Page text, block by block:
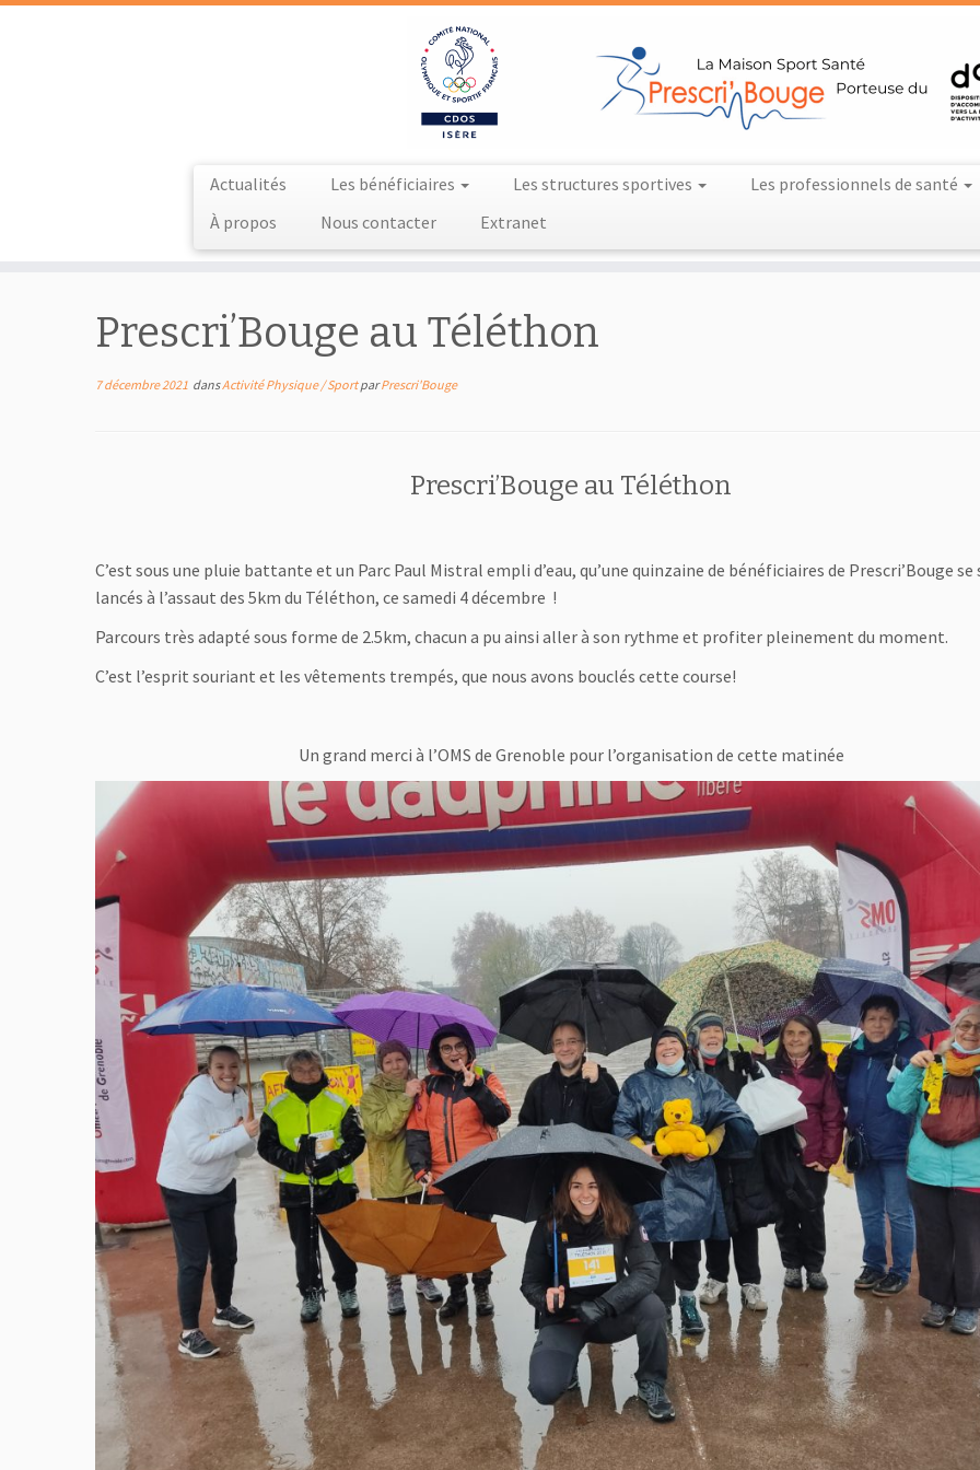
Actualités Les bénéficiaires Les structures sportives
Les professionnels de santé
À propos
Nous contacter Extranet
Prescri’Bouge au Téléthon
7 décembre 2021 dansActivité Physique / SportparPrescri'Bouge
Prescri’Bouge au Téléthon
C’est sous une pluie battante et un Parc Paul Mistral empli d’eau, qu’une quinzaine de bénéficiaires de Prescri’Bouge
lancés à l’assaut des 5km du Téléthon, ce samedi 4 décembre !
Parcours très adapté sous forme de 2.5km, chacun a pu ainsi aller à son rythme et profiter pleinement du moment.
C’est l’esprit souriant et les vêtements trempés, que nous avons bouclés cette course!
Un grand merci à l’OMS de Grenoble pour l’organisation de cette matinée